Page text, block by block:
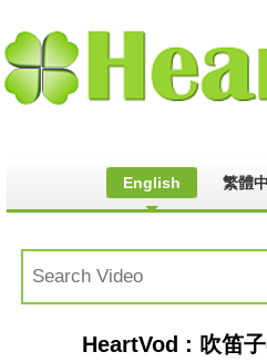
English 繁體
HeartVod : 吹笛